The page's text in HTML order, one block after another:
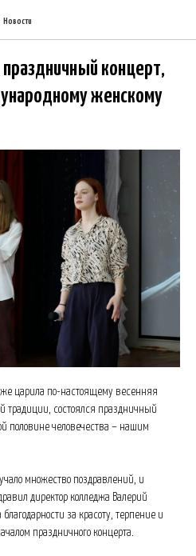
Новости
концерт,
женскому
царила по-настоящему весенняя
традиции, состоялся праздничный
половине человечества – нашим
множество поздравлений, и
директор колледжа Валерий
за красоту, терпение и
праздничного концерта.